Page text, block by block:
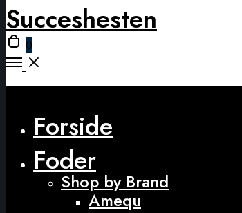
Succeshesten
Open
cart
0
Open
Forside
Foder
Shop by Brand
Amequ